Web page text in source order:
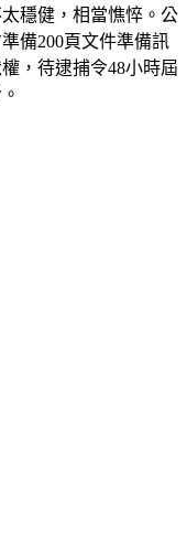
穩健，相當憔悴。公
備200頁文件準備訊
，待逮捕令48小時屆